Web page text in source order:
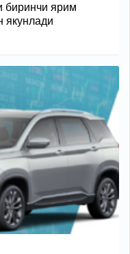
биринчи ярим
якунлади